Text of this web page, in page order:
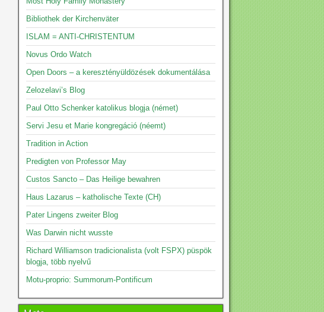
Bibliothek der Kirchenväter
ISLAM = ANTI-CHRISTENTUM
Novus Ordo Watch
Open Doors – a keresztényüldözések dokumentálása
Zelozelavi’s Blog
Paul Otto Schenker katolikus blogja (német)
Servi Jesu et Marie kongregáció (néemt)
Tradition in Action
Predigten von Professor May
Custos Sancto – Das Heilige bewahren
Haus Lazarus – katholische Texte (CH)
Pater Lingens zweiter Blog
Was Darwin nicht wusste
Richard Williamson tradicionalista (volt FSPX) püspök
blogja, több nyelvű
Motu-proprio: Summorum-Pontificum